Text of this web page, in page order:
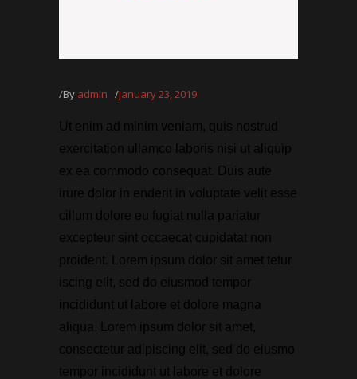
By admin January 23, 2019
Ut enim ad minim veniam, quis nostrud
exercitation ullamco laboris nisi ut aliquip
ex ea commodo consequat. Duis aute
irure dolor in enderit in voluptate velit esse
cillum dolore eu fugiat nulla pariatur
excepteur sint occaecat cupidatat non
proident. Lorem ipsum dolor sit amet tetur
iscing elit, sed do eiusmod tempor
incididunt ut labore et dolore magna
aliqua. Lorem ipsum dolor sit amet,
consectetur adipiscing elit, sed do eiusmo
tempor incididunt ut labore et dolore